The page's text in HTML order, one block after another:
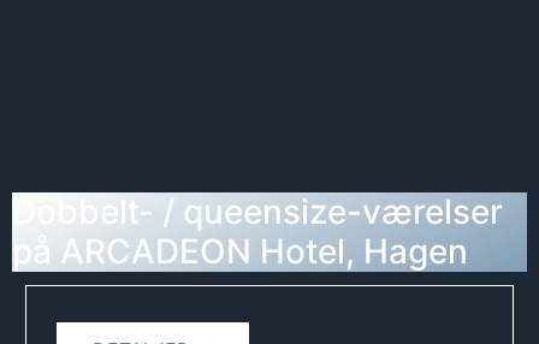
Dobbelt- / queensize-værelser
på ARCADEON Hotel, Hagen